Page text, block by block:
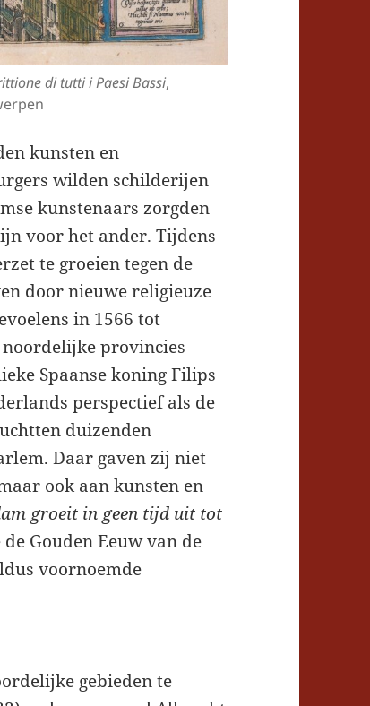
di tutti i Paesi Bassi,
kunsten en
wilden schilderijen
kunstenaars zorgden
voor het ander. Tijdens
te groeien tegen de
door nieuwe religieuze
in 1566 tot
provincies
Spaanse koning Filips
perspectief als de
duizenden
Daar gaven zij niet
ook aan kunsten en
groeit in geen tijd uit tot
de Gouden Eeuw van de
voornoemde
gebieden te